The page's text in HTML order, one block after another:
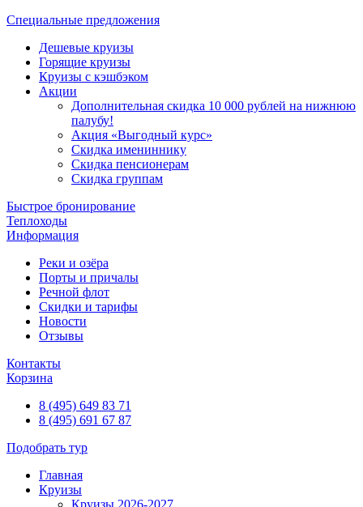
Специальные предложения
Дешевые круизы
Горящие круизы
Круизы с кэшбэком
Акции
Дополнительная скидка 10 000 рублей на нижнюю
палубу!
Акция «Выгодный курс»
Скидка имениннику
Скидка пенсионерам
Скидка группам
Быстрое бронирование
Теплоходы
Информация
Реки и озёра
Порты и причалы
Речной флот
Скидки и тарифы
Новости
Отзывы
Контакты
Корзина
8 (495) 649 83 71
8 (495) 691 67 87
Подобрать тур
Главная
Круизы
Круизы 2026-2027